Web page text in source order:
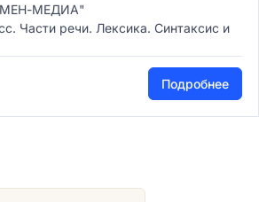
МЕДИА"
Части речи. Лексика. Синтаксис и
Подробнее